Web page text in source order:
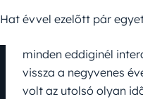
Hat évvel ezelőtt pár
minden eddiginél
vissza a negyvenes
volt az utolsó olyan